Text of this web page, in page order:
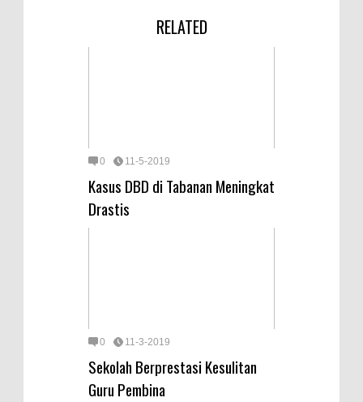
RELATED
0 11-5-2019
Kasus DBD di Tabanan Meningkat
Drastis
0 11-3-2019
Sekolah Berprestasi Kesulitan
Guru Pembina